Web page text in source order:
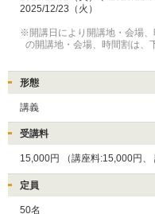
2025/12/23（火）
※開講日により開講地・会場
の開講地・会場、時間割は、
形態
講義
受講料
15,000円 （講座料:15,000円、
定員
50名